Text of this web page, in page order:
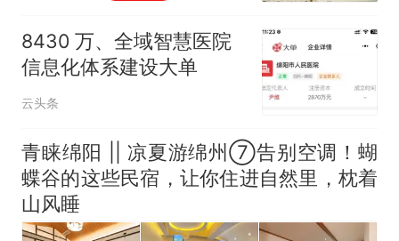
8430 万、全域智慧医院
信息化体系建设大单
云头条
青睐绵阳 || 凉夏游绵州⑦告别空调！蝴
蝶谷的这些民宿，让你住进自然里，枕着
山风睡